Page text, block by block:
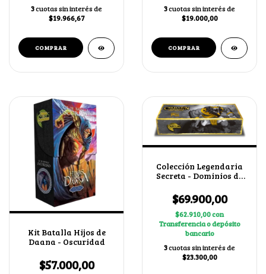
3cuotas sin interés de
$19.966,67
3cuotas sin interés de
$19.000,00
Kit Batalla Hijos de
Daana - Oscuridad
$57.000,00
Colección Legendaria
Secreta - Dominios de
$69.900,00
$62.910,00con
Transferencia o depósito
bancario
3cuotas sin interés de
$23.300,00